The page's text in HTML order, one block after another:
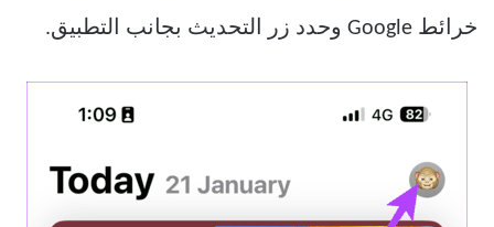
خرائط Google وحدد زر التحديث بجانب التطبيق.